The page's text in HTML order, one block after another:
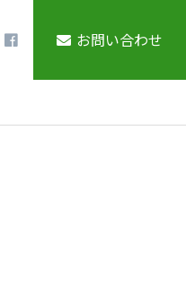
お問い合わせ